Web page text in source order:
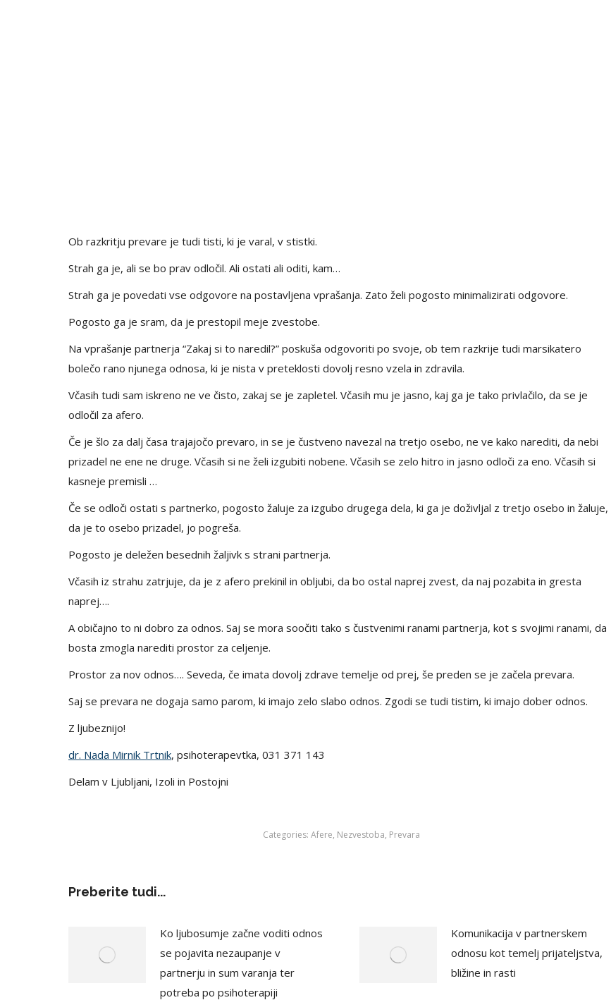
Ob razkritju prevare je tudi tisti, ki je varal, v stistki.
Strah ga je, ali se bo prav odločil. Ali ostati ali oditi, kam…
Strah ga je povedati vse odgovore na postavljena vprašanja. Zato želi pogosto minimalizirati odgovore.
Pogosto ga je sram, da je prestopil meje zvestobe.
Na vprašanje partnerja “Zakaj si to naredil?” poskuša odgovoriti po svoje, ob tem razkrije tudi marsikatero
bolečo rano njunega odnosa, ki je nista v preteklosti dovolj resno vzela in zdravila.
Včasih tudi sam iskreno ne ve čisto, zakaj se je zapletel. Včasih mu je jasno, kaj ga je tako privlačilo, da se je
odločil za afero.
Če je šlo za dalj časa trajajočo prevaro, in se je čustveno navezal na tretjo osebo, ne ve kako narediti, da nebi
prizadel ne ene ne druge. Včasih si ne želi izgubiti nobene. Včasih se zelo hitro in jasno odloči za eno. Včasih si
kasneje premisli …
Če se odloči ostati s partnerko, pogosto žaluje za izgubo drugega dela, ki ga je doživljal z tretjo osebo in žaluje,
da je to osebo prizadel, jo pogreša.
Pogosto je deležen besednih žaljivk s strani partnerja.
Včasih iz strahu zatrjuje, da je z afero prekinil in obljubi, da bo ostal naprej zvest, da naj pozabita in gresta
naprej….
A običajno to ni dobro za odnos. Saj se mora soočiti tako s čustvenimi ranami partnerja, kot s svojimi ranami, da
bosta zmogla narediti prostor za celjenje.
Prostor za nov odnos…. Seveda, če imata dovolj zdrave temelje od prej, še preden se je začela prevara.
Saj se prevara ne dogaja samo parom, ki imajo zelo slabo odnos. Zgodi se tudi tistim, ki imajo dober odnos.
Z ljubeznijo!
dr. Nada Mirnik Trtnik, psihoterapevtka, 031 371 143
Delam v Ljubljani, Izoli in Postojni
Categories: Afere, Nezvestoba, Prevara
Preberite tudi...
Ko ljubosumje začne voditi odnos
se pojavita nezaupanje v
partnerju in sum varanja ter
potreba po psihoterapiji
Komunikacija v partnerskem
odnosu kot temelj prijateljstva,
bližine in rasti